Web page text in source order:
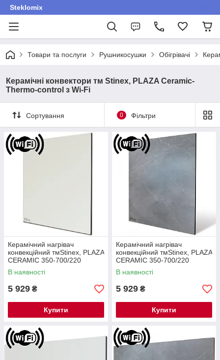
Steklomix
Товари та послуги Рушникосушки Обігрівачі
Керамічні конвектори тм Stinex, PLAZA Ceramic-
Thermo-control з Wi-Fi
Сортування 0 Фільтри
Керамічний нагрівач
конвекційний тмStinex, PLAZA
CERAMIC 350-700/220
Thermo-control White, з Wi-Fi
В наявності
5 929 ₴
Купити
Керамічний нагрівач
конвекційний тмStinex, PLAZA
CERAMIC 350-700/220
Thermo-control LOFT, з Wi-Fi
В наявності
5 929 ₴
Купити